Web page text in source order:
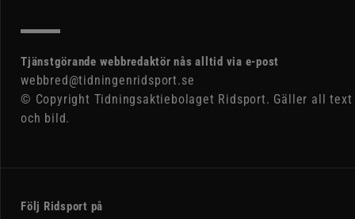
Tjänstgörande webbredaktör nås alltid via e-post
webbred@tidningenridsport.se
© Copyright Tidningsaktiebolaget Ridsport. Gäller all text
och bild.
Följ Ridsport på